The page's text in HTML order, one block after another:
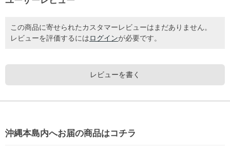
この商品に寄せられたカスタマーレビューはまだありません。
レビューを評価するには ログインが必要です。
レビューを書く
沖縄本島内へお届の商品はコチラ